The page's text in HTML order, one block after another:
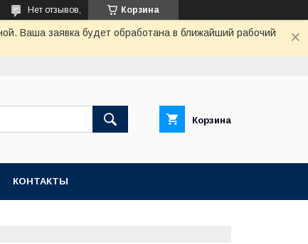
Корзина
Нет отзывов,
Ваша заявка будет обработана в ближайший рабочий
Корзина
КОНТАКТЫ